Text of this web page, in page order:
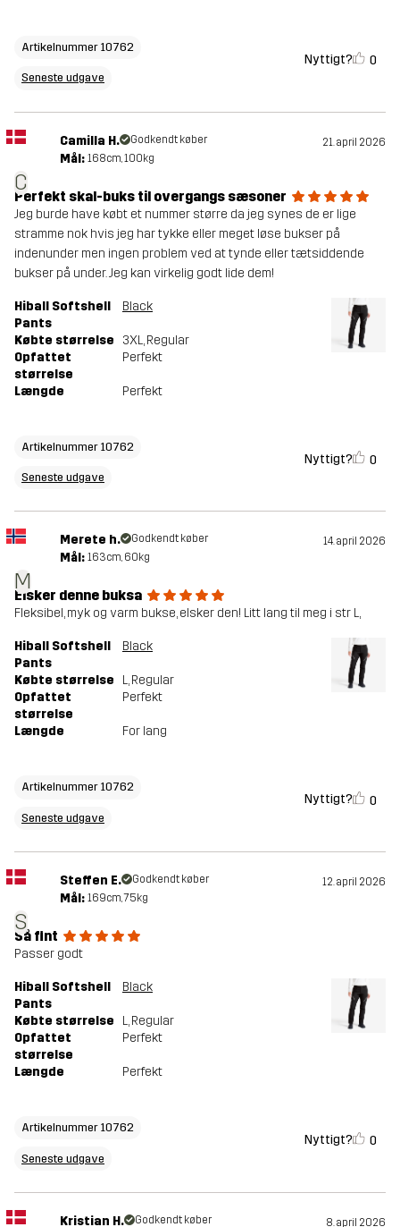
Artikelnummer 10762
Seneste udgave
Nyttigt? 0
C
Camilla H. Godkendt køber 21. april 2026
Mål: 168cm, 100kg
Perfekt skal-buks til overgangs sæsoner
Jeg burde have købt et nummer større da jeg synes de er lige
stramme nok hvis jeg har tykke eller meget løse bukser på
indenunder men ingen problem ved at tynde eller tætsiddende
bukser på under. Jeg kan virkelig godt lide dem!
Hiball Softshell
Pants
Black
Købte størrelse 3XL, Regular
Opfattet
størrelse
Perfekt
Længde Perfekt
Artikelnummer 10762
Seneste udgave
Nyttigt? 0
M
Merete h. Godkendt køber 14. april 2026
Mål: 163cm, 60kg
Elsker denne buksa
Fleksibel, myk og varm bukse, elsker den! Litt lang til meg i str L,
Hiball Softshell
Pants
Black
Købte størrelse L, Regular
Opfattet
størrelse
Perfekt
Længde For lang
Artikelnummer 10762
Seneste udgave
Nyttigt? 0
S
Steffen E. Godkendt køber 12. april 2026
Mål: 169cm, 75kg
Så fint
Passer godt
Hiball Softshell
Pants
Black
Købte størrelse L, Regular
Opfattet
størrelse
Perfekt
Længde Perfekt
Artikelnummer 10762
Seneste udgave
Nyttigt? 0
Kristian H. Godkendt køber 8. april 2026